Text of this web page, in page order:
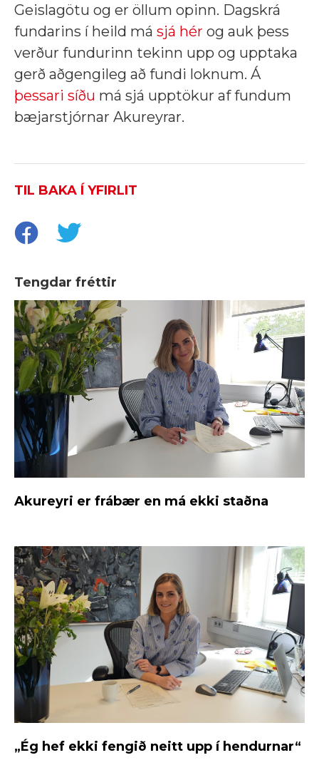
Geislagötu og er öllum opinn. Dagskrá
fundarins í heild má sjá hér og auk þess
verður fundurinn tekinn upp og upptaka
gerð aðgengileg að fundi loknum. Á
þessari síðu má sjá upptökur af fundum
bæjarstjórnar Akureyrar.
TIL BAKA Í YFIRLIT
Tengdar fréttir
Akureyri er frábær en má ekki staðna
„Ég hef ekki fengið neitt upp í hendurnar“